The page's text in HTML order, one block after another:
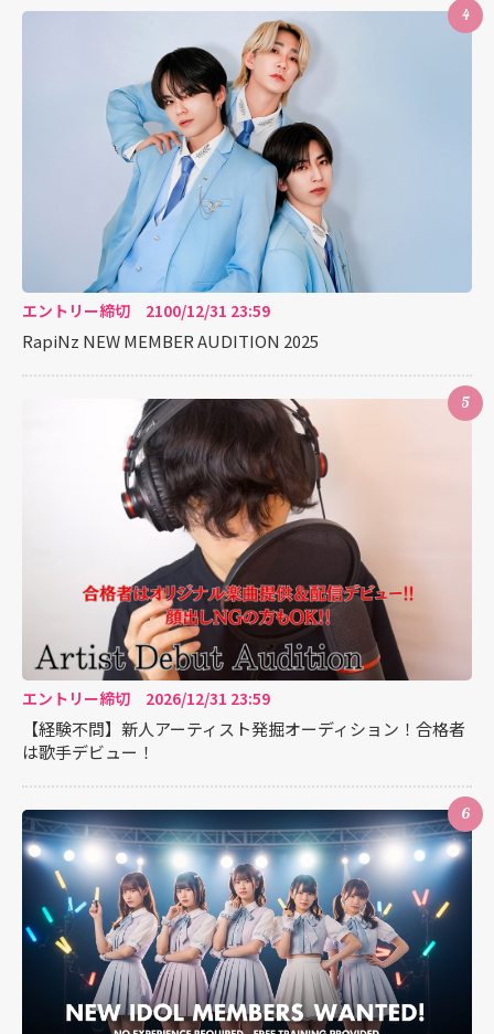
4
エントリー締切 2100/12/31 23:59
RapiNz NEW MEMBER AUDITION 2025
5
エントリー締切 2026/12/31 23:59
【経験不問】新人アーティスト発掘オーディション！合格者
は歌手デビュー！
6